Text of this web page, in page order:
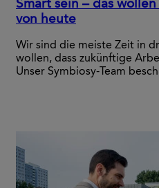
Smart sein – das
von heute
Wir sind die meiste Zeit in
wollen, dass zukünftige
Unser Symbiosy-Team